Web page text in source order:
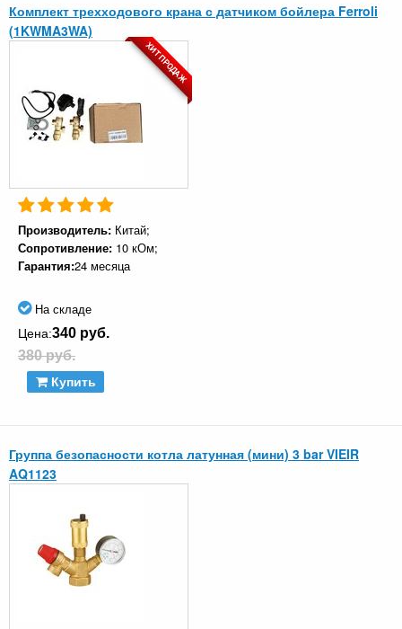
Комплект трехходового крана с датчиком бойлера Ferroli
(1KWMA3WA)
ХИТ ПРОДАЖ
Производитель: Китай;
Сопротивление: 10 кОм;
Гарантия:24 месяца
На складе
Цена:340 руб.
380 руб.
Купить
Группа безопасности котла латунная (мини) 3 bar VIEIR
AQ1123